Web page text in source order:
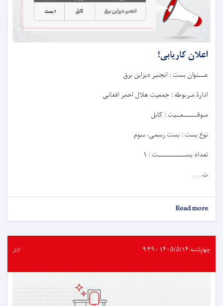
اعلان کاریابی!
عـــنوان بست : انجنیر دیزاین برق
ادارۀ مـربوطه : جمعیت هلال احمر افغانی
مـوقـــــــعــيت : کابل
نوع بست : بست رسمی، سوم
تعداد بســــــــــــــت : ۱
ت . . .
Read more
اعلان
چهارشنبه ۱۴۰۵/۵/۱۴ - ۹:۴۹ کابل